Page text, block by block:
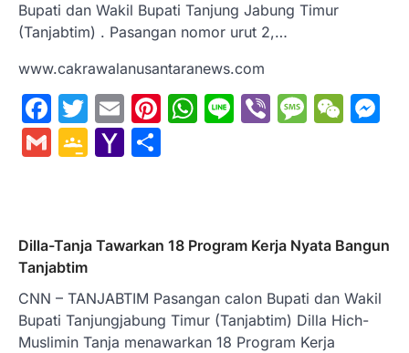
Bupati dan Wakil Bupati Tanjung Jabung Timur
(Tanjabtim) . Pasangan nomor urut 2,…
www.cakrawalanusantaranews.com
Facebook
Twitter
EmailPinterest
WhatsApp
LineViber
GmailGoogle
Yahoo
Dilla-Tanja Tawarkan 18 Program Kerja Nyata Bangun
Tanjabtim
CNN – TANJABTIM Pasangan calon Bupati dan Wakil
Bupati Tanjungjabung Timur (Tanjabtim) Dilla Hich-
Muslimin Tanja menawarkan 18 Program Kerja